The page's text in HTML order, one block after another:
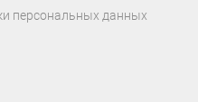
персональных данных